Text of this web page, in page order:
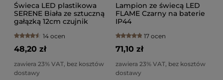
Świeca LED plastikowa
SERENE Biała ze sztuczną
gałązką 12cm czujnik
14 ocen
48,20 zł
zawiera 23% VAT, bez kosztów
dostawy
Lampion ze świecą LED
FLAME Czarny na baterie
IP44
17 ocen
71,10 zł
zawiera 23% VAT, bez kosztów
dostawy